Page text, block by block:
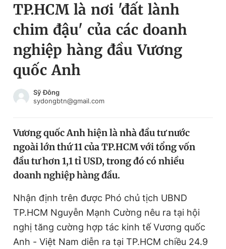
Chuyên mục
Chuyên mục khác
Chào ngày mới
Tin thị trường
Video Magazine
Sản phẩm khác
Tiện ích Bạn cần biết
Thông tin tòa soạn Liên hệ quảng cáo
Đổi mật khẩu
Tin đã lưu
Tin đã xem
TP.HCM là nơi 'đất lành
chim đậu' của các doanh
nghiệp hàng đầu Vương
quốc Anh
Sỹ Đông
sydongbtn@gmail.com
Vương quốc Anh hiện là nhà đầu tư nước
ngoài lớn thứ 11 của TP.HCM với tổng vốn
đầu tư hơn 1,1 tỉ USD, trong đó có nhiều
doanh nghiệp hàng đầu.
Nhận định trên được Phó chủ tịch UBND
TP.HCM Nguyễn Mạnh Cường nêu ra tại hội
nghị tăng cường hợp tác kinh tế Vương quốc
Anh - Việt Nam diễn ra tại TP.HCM chiều 24.9